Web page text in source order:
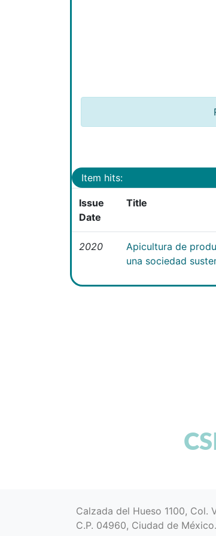
Item hits:
Issue
Date
Title
2020
Apicultura de
una sociedad
Calzada del Hueso 1100, Col.
C.P. 04960, Ciudad de México.